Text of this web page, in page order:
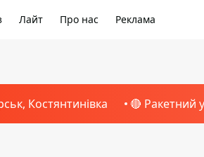
Лайт Про нас Реклама
Костянтинівка 🔴 Ракетний